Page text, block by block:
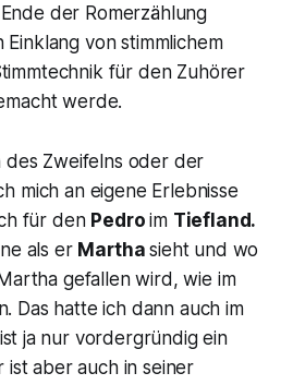
der Romerzählung
von stimmlichem
für den Zuhörer
werde.
des Zweifelns oder der
mich an eigene Erlebnisse
für den Pedro im Tiefland.
als er Martha sieht und wo
gefallen wird, wie im
Das hatte ich dann auch im
ist ja nur vordergründig ein
ist aber auch in seiner